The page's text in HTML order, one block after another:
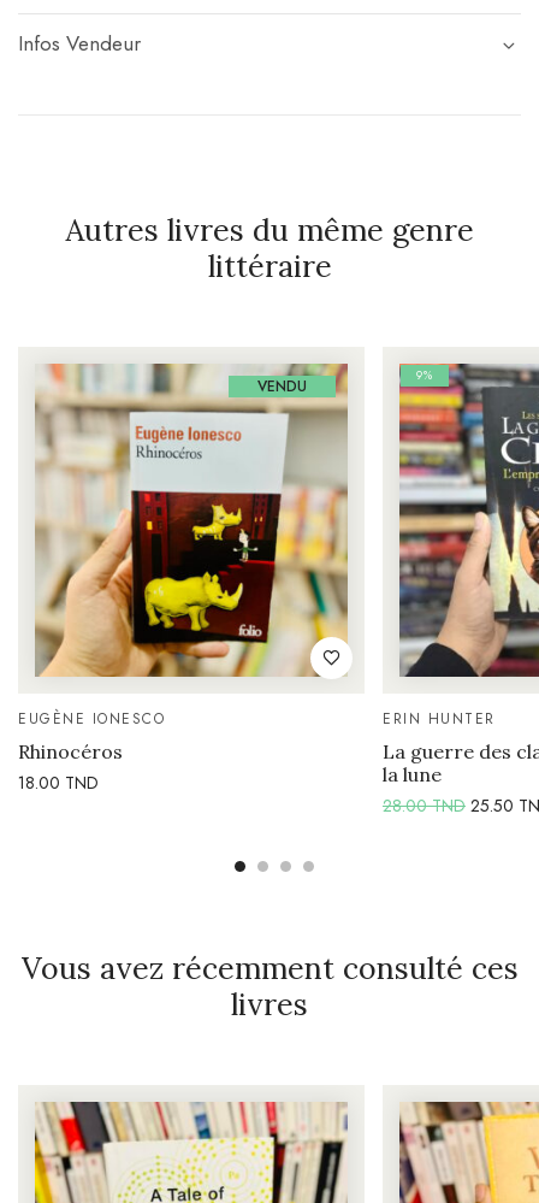
Infos Vendeur
Autres livres du même genre
littéraire
VENDU
EUGÈNE IONESCO
Rhinocéros
18.00 TND
9%
ERIN HUNTER
La guerre des
la lune
28.00TND 25.50
Vous avez récemment consulté ces
livres